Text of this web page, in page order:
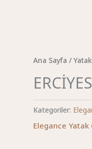
Ana Sayfa /
Kategoriler:
Elegance Yatak